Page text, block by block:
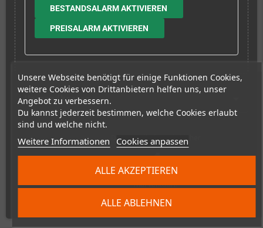
Unsere Webseite benötigt für einige Funktionen Cookies,
weitere Cookies von Drittanbietern helfen uns, unser
Angebot zu verbessern.
Du kannst jederzeit bestimmen, welche Cookies erlaubt
sind und welche nicht.
Weitere Informationen Cookies anpassen
ALLE ABLEHNEN
ALLE AKZEPTIEREN
BESTANDSALARM AKTIVIEREN
PREISALARM AKTIVIEREN
Versandkosten
Dieser Artikel wurde bisher
4
mal verkauft!